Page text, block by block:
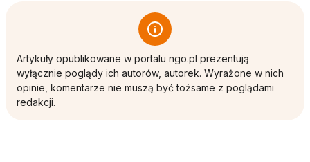
Artykuły opublikowane w portalu ngo.pl prezentują
wyłącznie poglądy ich autorów, autorek. Wyrażone w nich
opinie, komentarze nie muszą być tożsame z poglądami
redakcji.